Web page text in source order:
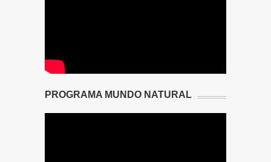
PROGRAMA MUNDO NATURAL